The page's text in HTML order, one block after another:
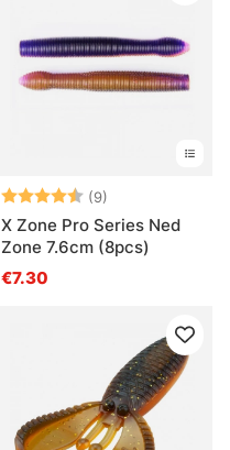
Arvio: (9)
X Zone Pro Series Ned
Zone 7.6cm (8pcs)
€7.30